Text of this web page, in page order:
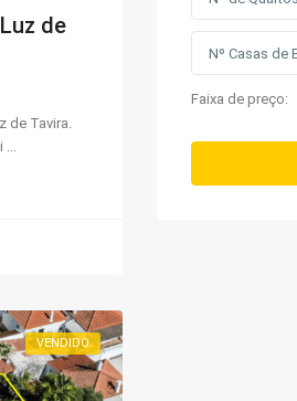
de
de Tavira.
...
VENDIDO
Faixa de preço: